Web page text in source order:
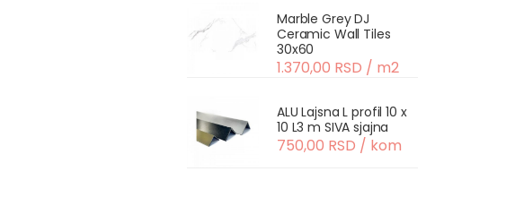
Marble Grey DJ
Ceramic Wall Tiles
30x60
1.370,00 RSD / m2
ALU Lajsna L profil 10 x
10 L3 m SIVA sjajna
750,00 RSD / kom